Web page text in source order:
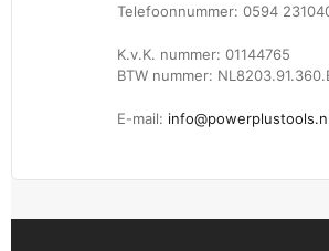
Telefoonnummer: 0594
K.v.K. nummer: 01144765
BTW nummer:
E-mail: info@powerplustools.nl